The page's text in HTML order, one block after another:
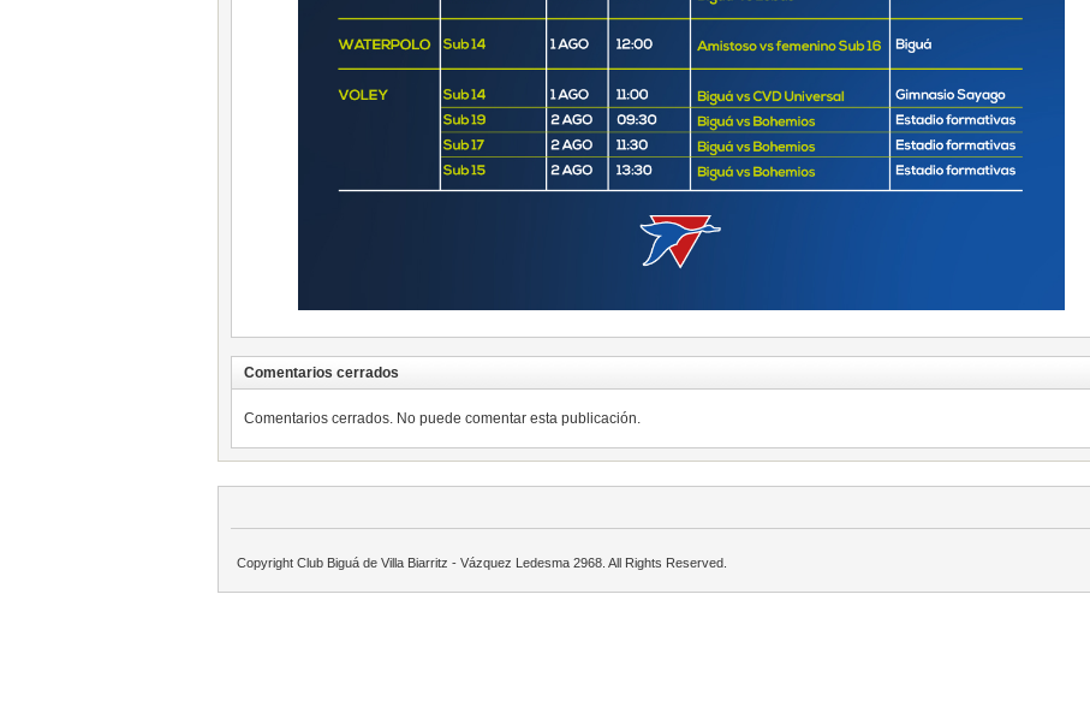
Comentarios cerrados
Comentarios cerrados. No puede comentar esta publicación.
Copyright Club Biguá de Villa Biarritz - Vázquez Ledesma 2968. All Rights Reserved.